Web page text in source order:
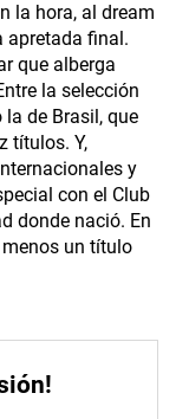
la hora, al dream
apretada final.
que alberga
la selección
de Brasil, que
títulos. Y,
y
con el Club
donde nació. En
un título